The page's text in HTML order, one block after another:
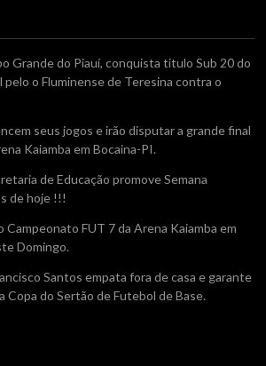
Grande do Piauí, conquista titulo Sub 20 do
o Fluminense de Teresina contra o
seus jogos e irão disputar a grande final
Kaiamba em Bocaina-PI.
de Educação promove Semana
de hoje !!!
Campeonato FUT 7 da Arena Kaiamba em
Domingo.
Santos empata fora de casa e garante
Copa do Sertão de Futebol de Base.